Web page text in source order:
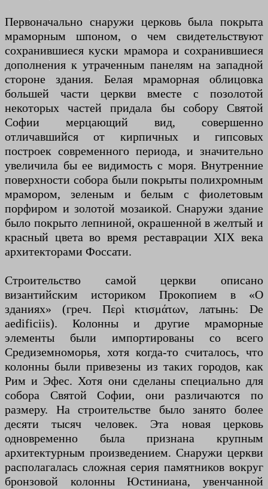
Первоначально снаружи церковь была покрыта
мраморным шпоном, о чем свидетельствуют
сохранившиеся куски мрамора и сохранившиеся
дополнения к утраченным панелям на западной
стороне здания. Белая мраморная облицовка
большей части церкви вместе с позолотой
некоторых частей придала бы собору Святой
Софии мерцающий вид, совершенно
отличавшийся от кирпичных и гипсовых
построек современного периода, и значительно
увеличила бы ее видимость с моря. Внутренние
поверхности собора были покрыты полихромным
мрамором, зеленым и белым с фиолетовым
порфиром и золотой мозаикой. Снаружи здание
было покрыто лепниной, окрашенной в желтый и
красный цвета во время реставрации XIX века
архитекторами Фоссати.
Строительство самой церкви описано
византийским историком Прокопием в «О
зданиях» (греч. Περὶ κτισμάτων, латынь: De
aedificiis). Колонны и другие мраморные
элементы были импортированы со всего
Средиземноморья, хотя когда-то считалось, что
колонны были привезены из таких городов, как
Рим и Эфес. Хотя они сделаны специально для
собора Святой Софии, они различаются по
размеру. На строительстве было занято более
десяти тысяч человек. Эта новая церковь
одновременно была признана крупным
архитектурным произведением. Снаружи церкви
располагалась сложная серия памятников вокруг
бронзовой колонны Юстиниана, увенчанной